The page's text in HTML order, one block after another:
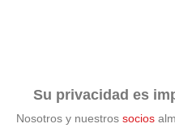
Su privacidad es
Nosotros y nuestros socios
ÚLTIMOS VÍDEOS